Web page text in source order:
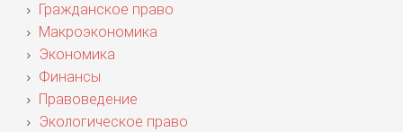
Гражданское право
Макроэкономика
Экономика
Финансы
Правоведение
Экологическое право